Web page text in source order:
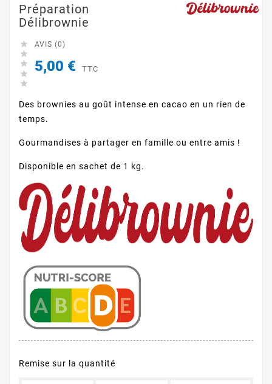
Préparation
Délibrownie





AVIS (0)
5,00 € TTC
Des brownies au goût intense en cacao en un rien de
temps.
Gourmandises à partager en famille ou entre amis !
Disponible en sachet de 1 kg.
Remise sur la quantité